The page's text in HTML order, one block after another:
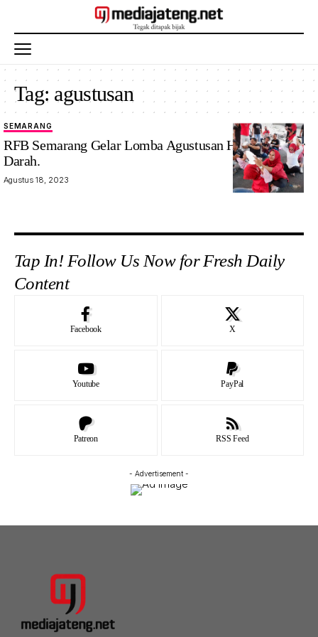
Tag: agustusan
Aksi donor
darah RFB
Semarang dan
kemeriahan
Foto: ist
SEMARANG
RFB Semarang Gelar Lomba Agustusan Hingga Donor
Darah.
Agustus 18, 2023
Tap In! Follow Us Now for Fresh Daily
Content
Facebook X
Youtube PayPal
Patreon RSS Feed
- Advertisement -